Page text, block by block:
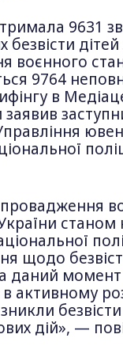
9631
воєнного
9764
в
станом
щодо
даний момент
активному
дій», —